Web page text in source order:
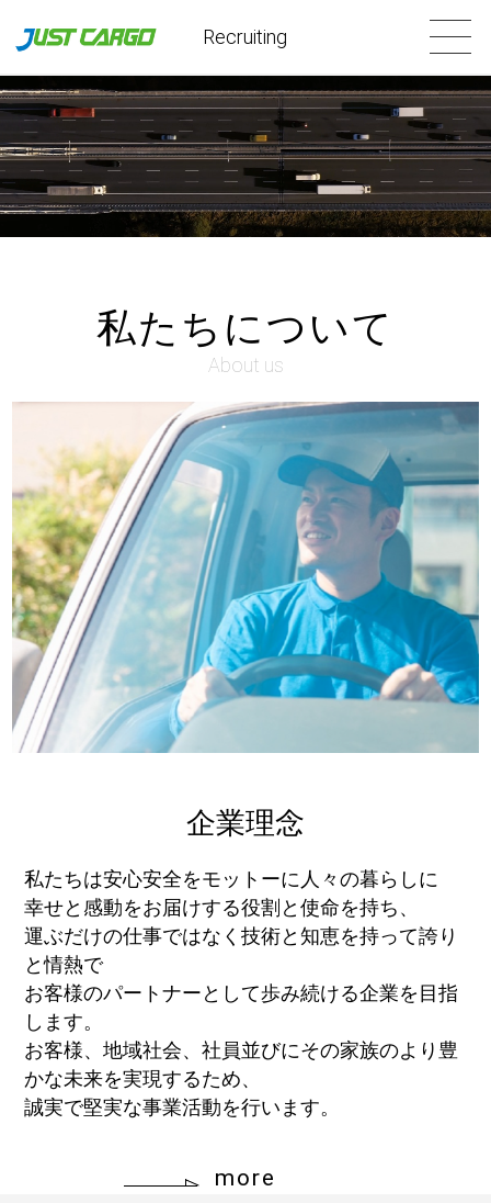
Recruiting
私たちについて
About us
企業理念
私たちは安心安全をモットーに人々の暮らしに
幸せと感動をお届けする役割と使命を持ち、
運ぶだけの仕事ではなく技術と知恵を持って誇り
と情熱で
お客様のパートナーとして歩み続ける企業を目指
します。
お客様、地域社会、社員並びにその家族のより豊
かな未来を実現するため、
誠実で堅実な事業活動を行います。
more